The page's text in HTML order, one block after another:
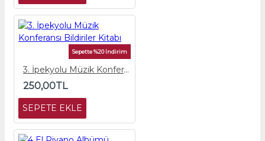
Sepette %20 İndirim
3. İpekyolu Müzik Konferansı Bildiriler Kitabı
250,00TL
SEPETE EKLE